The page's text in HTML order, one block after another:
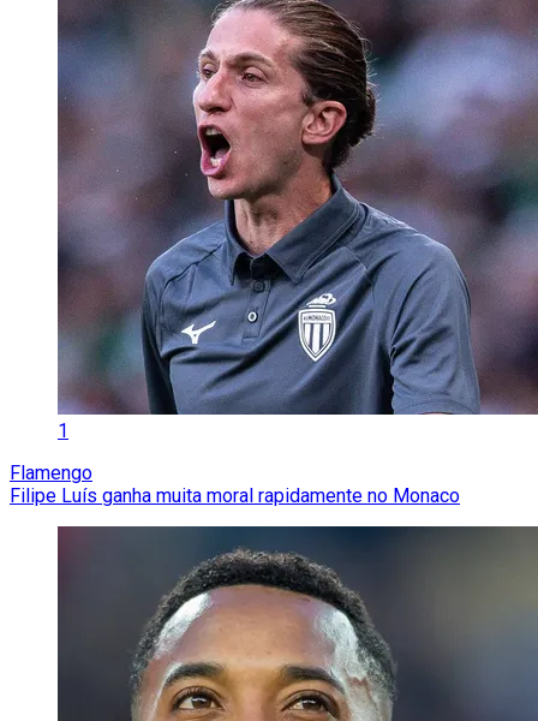
1
Flamengo
Filipe Luís ganha muita moral rapidamente no Monaco